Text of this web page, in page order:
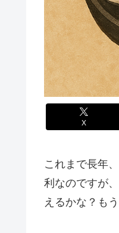
X
これまで長年
利なのですが
えるかな？も